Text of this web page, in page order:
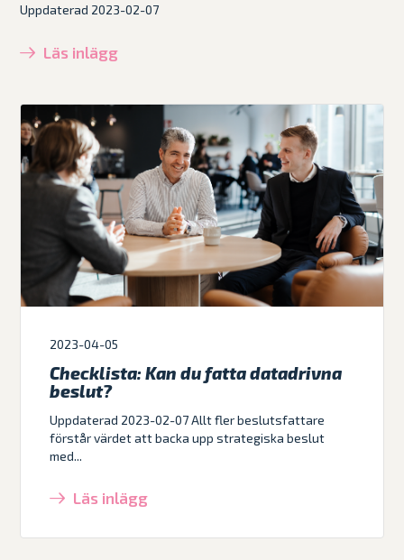
Uppdaterad 2023-02-07
Läs inlägg
2023-04-05
Checklista: Kan du fatta datadrivna
beslut?
Uppdaterad 2023-02-07 Allt fler beslutsfattare
förstår värdet att backa upp strategiska beslut
med...
Läs inlägg